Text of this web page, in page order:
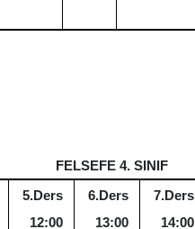
FELSEFE 4. SINIF
5.Ders 6.Ders 7.Ders
12:00 13:00 14:00